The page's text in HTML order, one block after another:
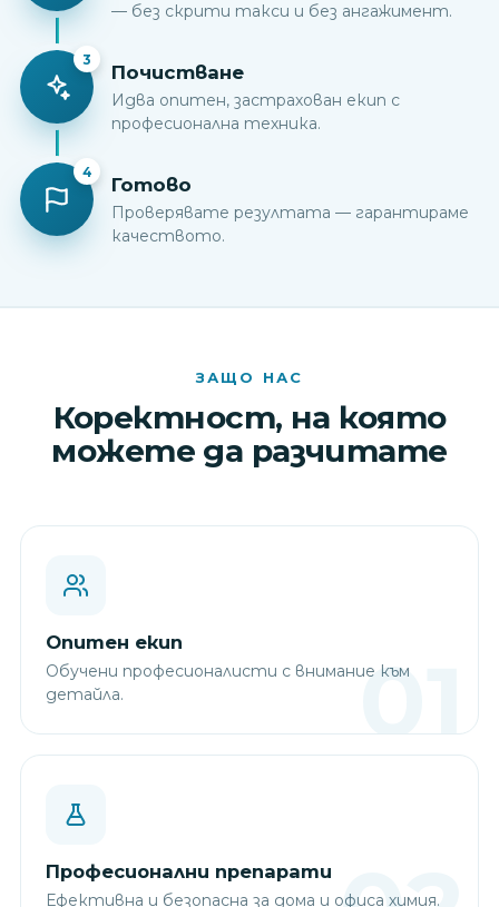
— без скрити такси и без ангажимент.
3
Почистване
Идва опитен, застрахован екип с
професионална техника.
4
Готово
Проверявате резултата — гарантираме
качеството.
ЗАЩО НАС
Коректност, на която
можете да разчитате
Опитен екип
Обучени професионалисти с внимание към
детайла.
Професионални препарати
Ефективна и безопасна за дома и офиса химия.